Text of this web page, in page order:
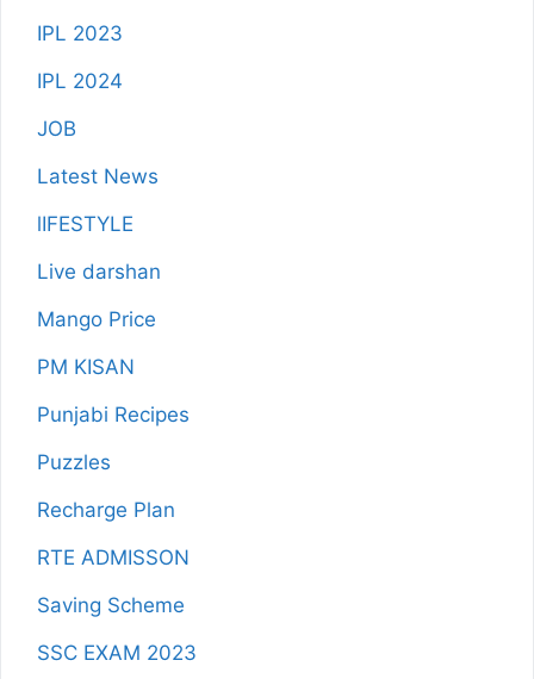
IPL 2023
IPL 2024
JOB
Latest News
lIFESTYLE
Live darshan
Mango Price
PM KISAN
Punjabi Recipes
Puzzles
Recharge Plan
RTE ADMISSON
Saving Scheme
SSC EXAM 2023